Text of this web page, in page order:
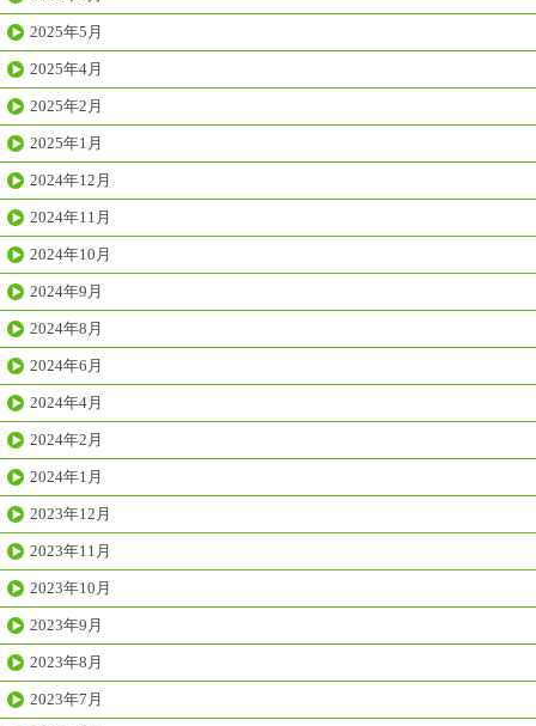
2025年5月
2025年4月
2025年2月
2025年1月
2024年12月
2024年11月
2024年10月
2024年9月
2024年8月
2024年6月
2024年4月
2024年2月
2024年1月
2023年12月
2023年11月
2023年10月
2023年9月
2023年8月
2023年7月